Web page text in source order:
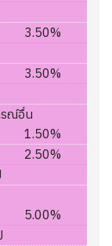
3.50%
3.50%
รณ์อื่น
1.50%
2.50%
5.00%